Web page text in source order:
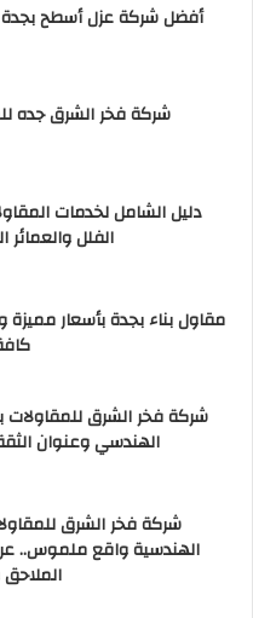
أفضل شركة عزل أسطح
شركة فخر الشرق جده
دليل الشامل لخدمات
الفلل
مقاول بناء بجدة بأسعار
شركة فخر الشرق للمقاولات
الهندسي وعنوان
شركة فخر الشرق
الهندسية واقع ملموس..